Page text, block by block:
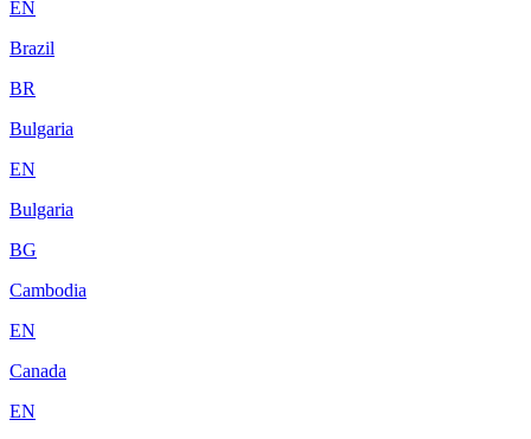
EN
Brazil
BR
Bulgaria
EN
Bulgaria
BG
Cambodia
EN
Canada
EN